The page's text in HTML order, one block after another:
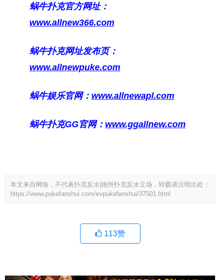
蜗牛扑克官方网址：
www.allnew366.com
蜗牛扑克网址发布页：
www.allnewpuke.com
蜗牛娱乐官网： www.allnewapl.com
蜗牛扑克GG官网： www.ggallnew.com
本文来自网络，不代表扑克反水|德州扑克反水立场，转载请注明出处：
https://www.pukefanshui.com/evpukefanshui/37501.html
113赞